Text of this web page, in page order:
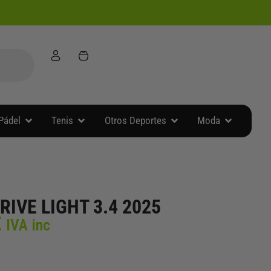
Abrir Accesorios Pádel
Tenis Abrir TenisOtros Deportes Abrir Otros Deportes
Moda Abrir Moda
LIGHT 3.4 2025
El
IVA inc